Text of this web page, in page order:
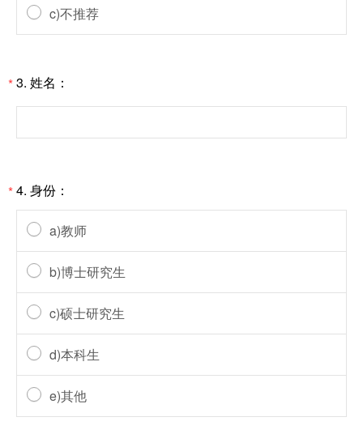
c)不推荐
*3. 姓名：
*4. 身份：
a)教师
b)博士研究生
c)硕士研究生
d)本科生
e)其他